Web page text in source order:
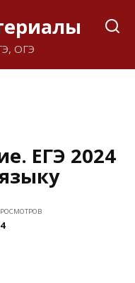
ОГЭ
ЕГЭ 2024